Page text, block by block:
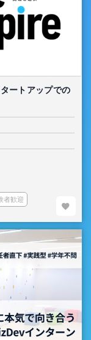
ートアップでの
者歓迎